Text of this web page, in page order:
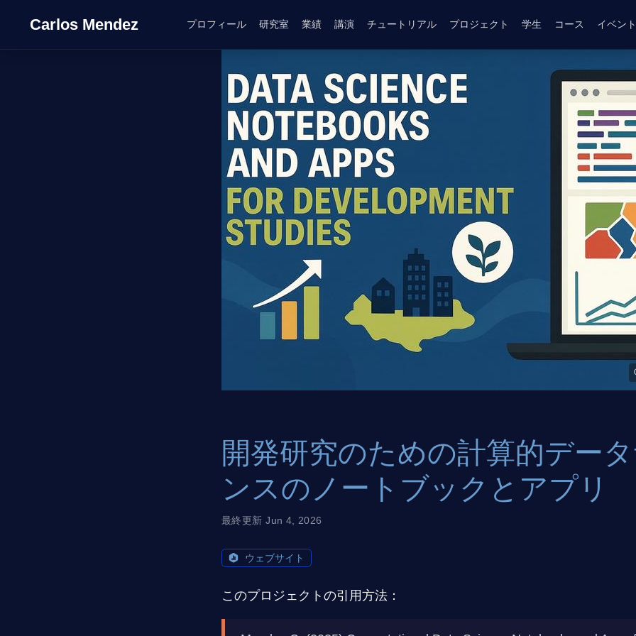
Carlos Mendez プロフィール 研究室 業績 講演 チュートリアル プロジェクト 学生 コース イベント
開発研究のための計算的デー
ンスのノートブックとアプリ
最終更新 Jun 4, 2026
ウェブサイト
このプロジェクトの引用方法：